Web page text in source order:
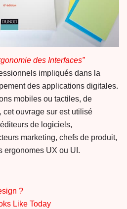
des Interfaces”
impliqués dans la
des applications digitales.
mobiles ou tactiles, de
cet ouvrage sur est utilisé
de logiciels,
marketing, chefs de produit,
ergonomes UX ou UI.
?
Like Today